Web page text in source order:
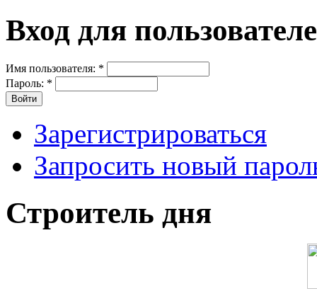
Вход для
Имя пользователя: *
Пароль: *
Зарегистрироваться
Запросить новый
Строитель дня